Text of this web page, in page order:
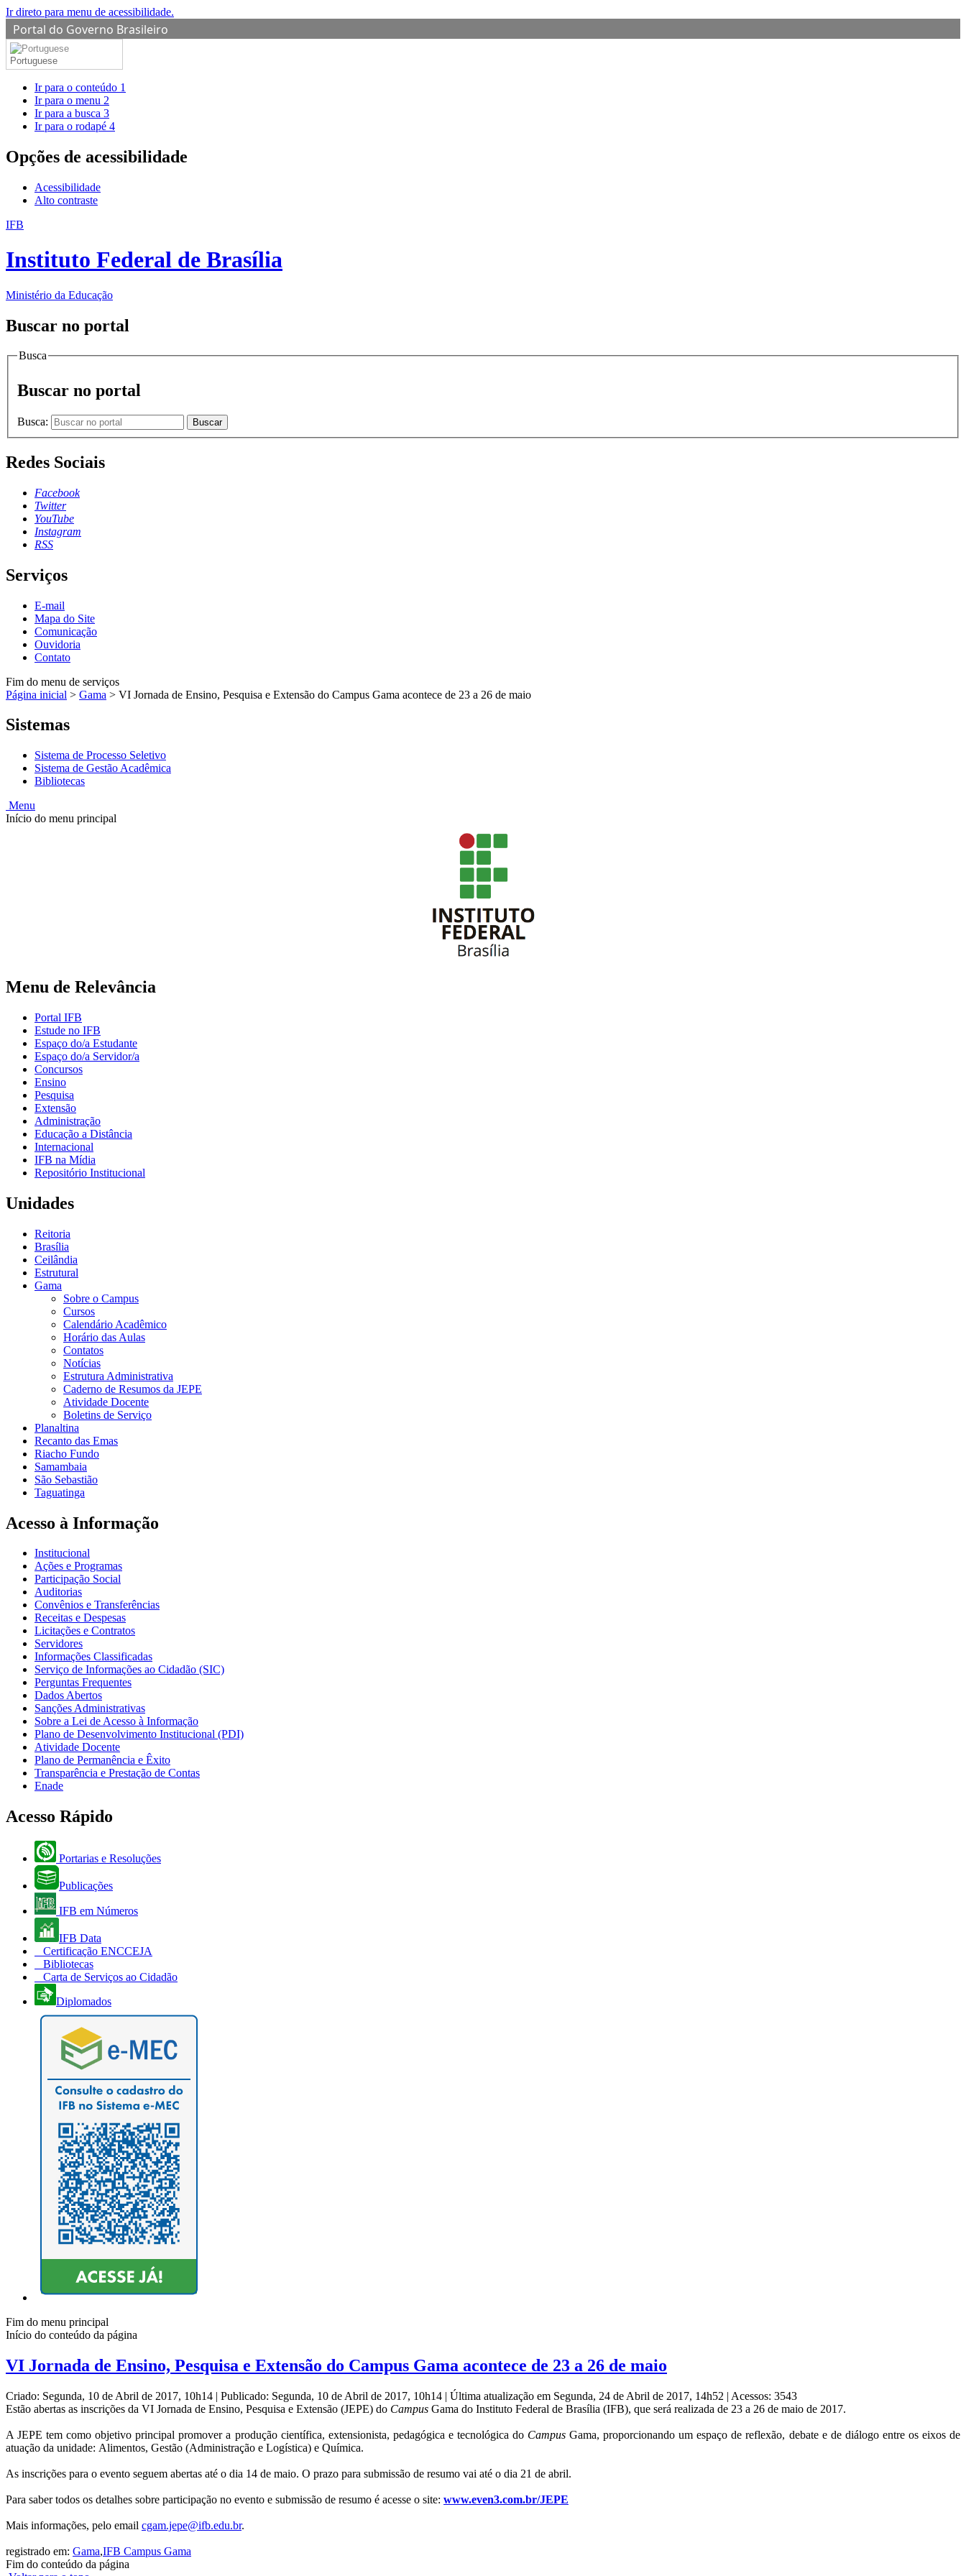
Ir direto para menu de acessibilidade.
Portal do Governo Brasileiro
Portuguese
Ir para o conteúdo 1
Ir para o menu 2
Ir para a busca 3
Ir para o rodapé 4
Opções de acessibilidade
Acessibilidade
Alto contraste
IFB
Instituto Federal de Brasília
Ministério da Educação
Buscar no portal
Busca
Buscar no portal
Busca: Buscar
Redes Sociais
Facebook
Twitter
YouTube
Instagram
RSS
Serviços
E-mail
Mapa do Site
Comunicação
Ouvidoria
Contato
Fim do menu de serviços
Página inicial > Gama > VI Jornada de Ensino, Pesquisa e Extensão do Campus Gama acontece de 23 a 26 de maio
Sistemas
Sistema de Processo Seletivo
Sistema de Gestão Acadêmica
Bibliotecas
Menu
Início do menu principal
Menu de Relevância
Portal IFB
Estude no IFB
Espaço do/a Estudante
Espaço do/a Servidor/a
Concursos
Ensino
Pesquisa
Extensão
Administração
Educação a Distância
Internacional
IFB na Mídia
Repositório Institucional
Unidades
Reitoria
Brasília
Ceilândia
Estrutural
Gama
Sobre o Campus
Cursos
Calendário Acadêmico
Horário das Aulas
Contatos
Notícias
Estrutura Administrativa
Caderno de Resumos da JEPE
Atividade Docente
Boletins de Serviço
Planaltina
Recanto das Emas
Riacho Fundo
Samambaia
São Sebastião
Taguatinga
Acesso à Informação
Institucional
Ações e Programas
Participação Social
Auditorias
Convênios e Transferências
Receitas e Despesas
Licitações e Contratos
Servidores
Informações Classificadas
Serviço de Informações ao Cidadão (SIC)
Perguntas Frequentes
Dados Abertos
Sanções Administrativas
Sobre a Lei de Acesso à Informação
Plano de Desenvolvimento Institucional (PDI)
Atividade Docente
Plano de Permanência e Êxito
Transparência e Prestação de Contas
Enade
Acesso Rápido
Portarias e Resoluções
Publicações
IFB em Números
IFB Data
Certificação ENCCEJA
Bibliotecas
Carta de Serviços ao Cidadão
Diplomados
Fim do menu principal
Início do conteúdo da página
VI Jornada de Ensino, Pesquisa e Extensão do Campus Gama acontece de 23 a 26 de maio
Criado: Segunda, 10 de Abril de 2017, 10h14 | Publicado: Segunda, 10 de Abril de 2017, 10h14 | Última atualização em Segunda, 24 de Abril de 2017, 14h52 | Acessos: 3543
Estão abertas as inscrições da VI Jornada de Ensino, Pesquisa e Extensão (JEPE) do Campus Gama do Instituto Federal de Brasília (IFB), que será realizada de 23 a 26 de maio de 2017.
A JEPE tem como objetivo principal promover a produção científica, extensionista, pedagógica e tecnológica do Campus Gama, proporcionando um espaço de reflexão, debate e de diálogo entre os eixos de
atuação da unidade: Alimentos, Gestão (Administração e Logística) e Química.
As inscrições para o evento seguem abertas até o dia 14 de maio. O prazo para submissão de resumo vai até o dia 21 de abril.
Para saber todos os detalhes sobre participação no evento e submissão de resumo é acesse o site: www.even3.com.br/JEPE
Mais informações, pelo email cgam.jepe@ifb.edu.br.
registrado em: Gama,IFB Campus Gama
Fim do conteúdo da página